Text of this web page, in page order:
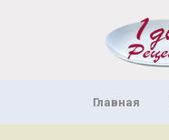
Главная